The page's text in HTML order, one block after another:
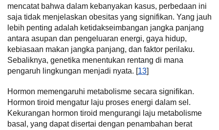
mencatat bahwa dalam kebanyakan kasus, perbedaan ini
saja tidak menjelaskan obesitas yang signifikan. Yang jauh
lebih penting adalah ketidakseimbangan jangka panjang
antara asupan dan pengeluaran energi, gaya hidup,
kebiasaan makan jangka panjang, dan faktor perilaku.
Sebaliknya, genetika menentukan rentang di mana
pengaruh lingkungan menjadi nyata. [13]
Hormon memengaruhi metabolisme secara signifikan.
Hormon tiroid mengatur laju proses energi dalam sel.
Kekurangan hormon tiroid mengurangi laju metabolisme
basal, yang dapat disertai dengan penambahan berat